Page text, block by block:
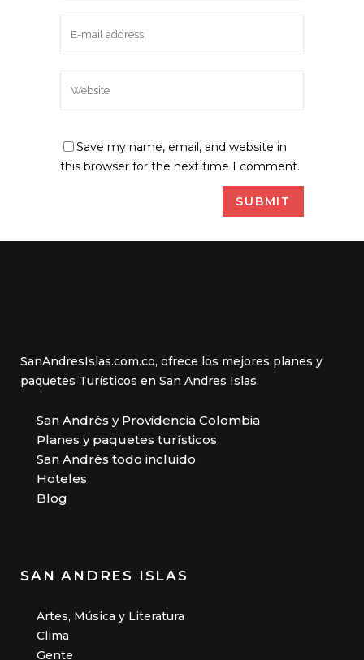
Save my name, email, and website in
this browser for the next time I comment.
SanAndresIslas.com.co, ofrece los mejores planes y
paquetes Turísticos en San Andres Islas.
San Andrés y Providencia Colombia
Planes y paquetes turísticos
San Andrés todo incluido
Hoteles
Blog
SAN ANDRES ISLAS
Artes, Música y Literatura
Clima
Gente